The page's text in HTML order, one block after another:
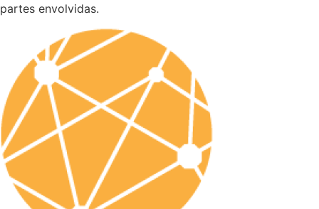
partes envolvidas.